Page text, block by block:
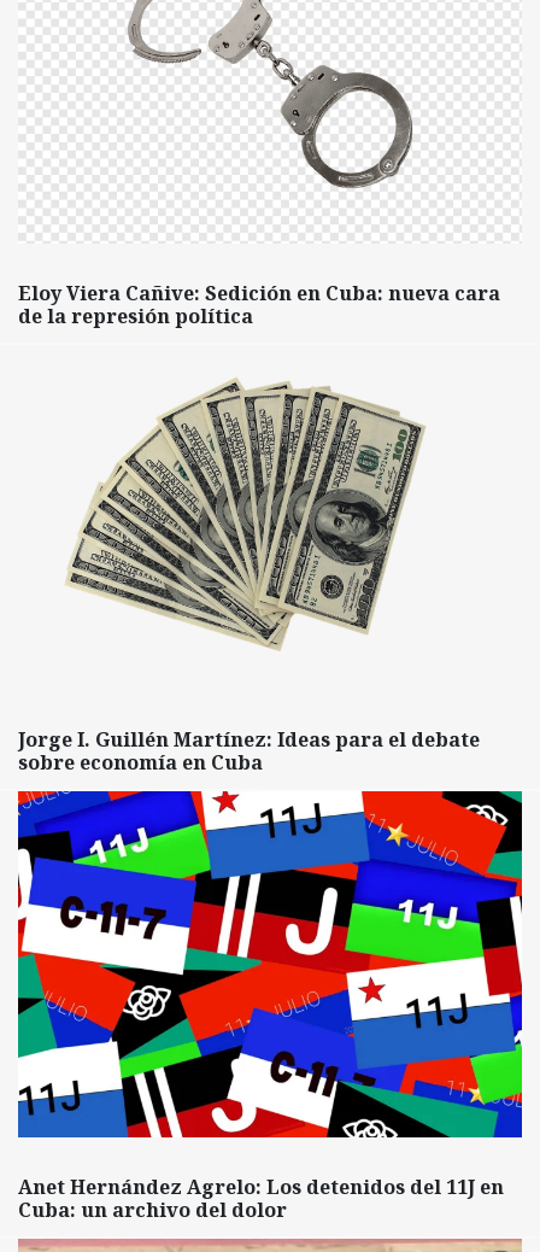
Eloy Viera Cañive: Sedición en Cuba: nueva cara
de la represión política
Jorge I. Guillén Martínez: Ideas para el debate
sobre economía en Cuba
Anet Hernández Agrelo: Los detenidos del 11J en
Cuba: un archivo del dolor